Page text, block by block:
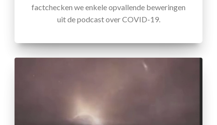
factchecken we enkele opvallende beweringen
uit de podcast over COVID-19.